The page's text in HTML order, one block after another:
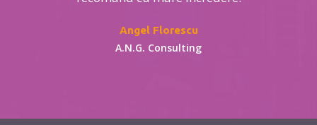
Angel Florescu
A.N.G. Consulting